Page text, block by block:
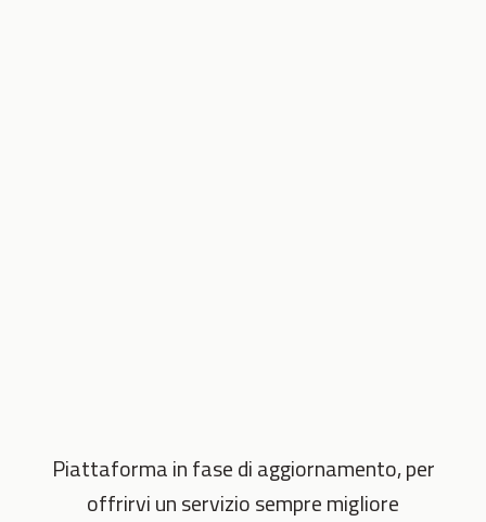
Piattaforma in fase di aggiornamento, per
offrirvi un servizio sempre migliore